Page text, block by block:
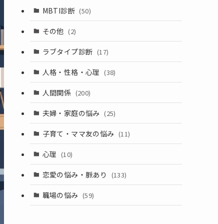
MBTI診断 (50)
その他 (2)
ラブタイプ診断 (17)
人格・性格・心理 (38)
人間関係 (200)
夫婦・家庭の悩み (25)
子育て・ママ友の悩み (11)
心理 (10)
恋愛の悩み・脈あり (133)
職場の悩み (59)